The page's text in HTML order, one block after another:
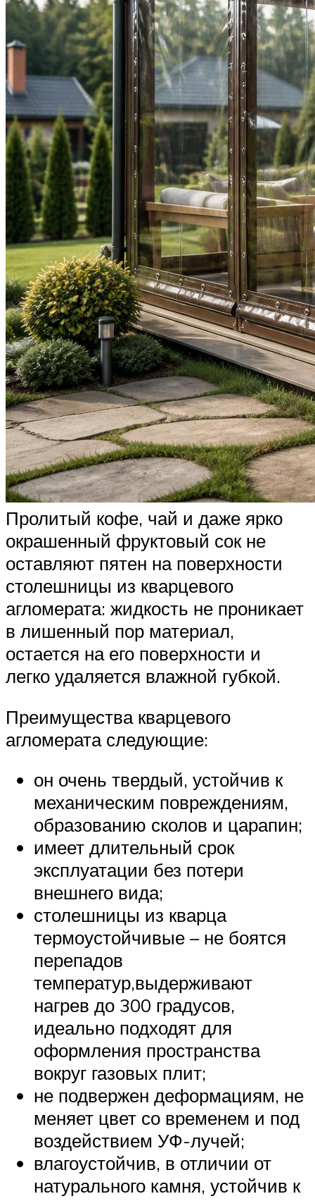
Пролитый кофе, чай и даже ярко
окрашенный фруктовый сок не
оставляют пятен на поверхности
столешницы из кварцевого
агломерата: жидкость не проникает
в лишенный пор материал,
остается на его поверхности и
легко удаляется влажной губкой.
Преимущества кварцевого
агломерата следующие:
он очень твердый, устойчив к
механическим повреждениям,
образованию сколов и царапин;
имеет длительный срок
эксплуатации без потери
внешнего вида;
столешницы из кварца
термоустойчивые – не боятся
перепадов
температур,выдерживают
нагрев до 300 градусов,
идеально подходят для
оформления пространства
вокруг газовых плит;
не подвержен деформациям, не
меняет цвет со временем и под
воздействием УФ-лучей;
влагоустойчив, в отличии от
натурального камня, устойчив к